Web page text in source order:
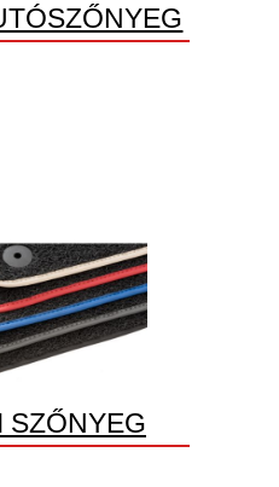
SZŐNYEG